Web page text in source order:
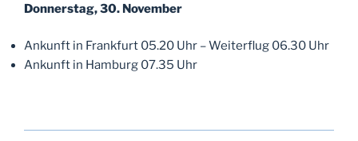
Donnerstag, 30. November
Ankunft in Frankfurt 05.20 Uhr – Weiterflug 06.30 Uhr
Ankunft in Hamburg 07.35 Uhr